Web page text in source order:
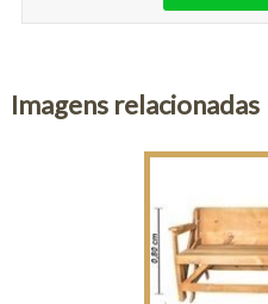
Imagens relacionadas